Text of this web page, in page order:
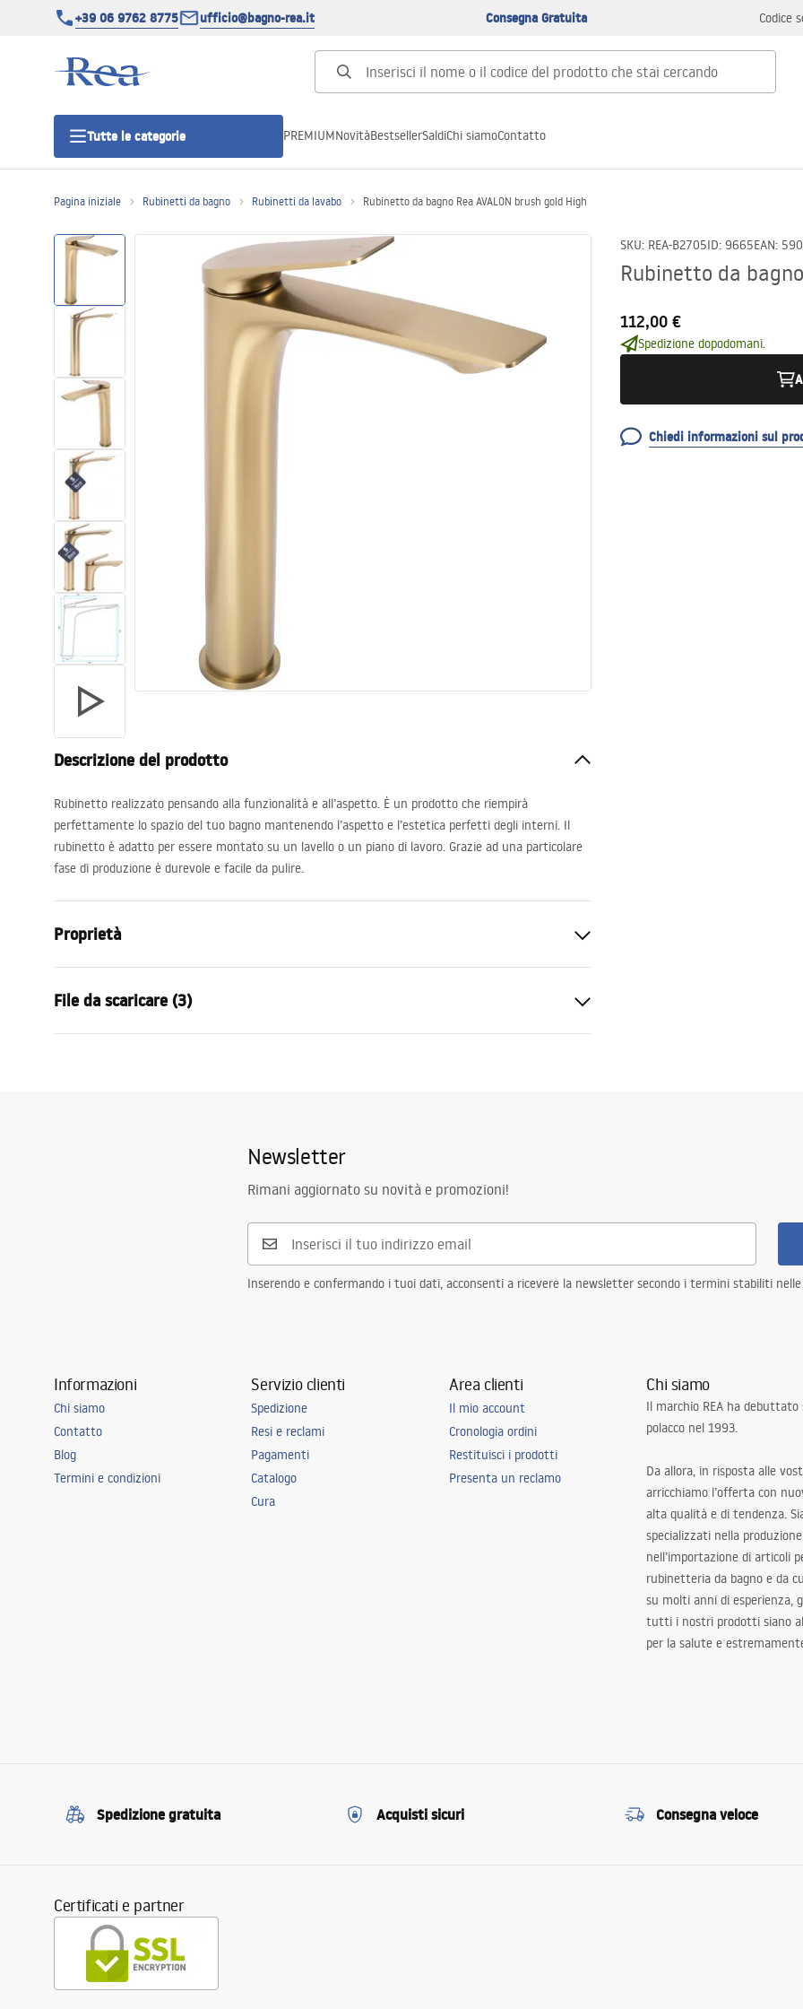
+39 06 9762 8775 ufficio@bagno-rea.it Consegna Gratuita Codice
Tutte le categorie
Piatti doccia da bagno
Canaline di scarico
Vasche da bagno e schermi vasca
Set doccia
PREMIUMNovitàBestsellerSaldiChi siamoContatto
Pagina iniziale Rubinetti da bagno Rubinetti da lavabo Rubinetto da bagno Rea AVALON brush gold High
SKU: REA-B2705ID: 9665EAN:
Rubinetto da
112,00 €
Spedizione dopodomani.
Chiedi informazioni sul
Descrizione del prodotto
Rubinetto realizzato pensando alla funzionalità e all’aspetto. È un prodotto che riempirà
perfettamente lo spazio del tuo bagno mantenendo l’aspetto e l’estetica perfetti degli interni. Il
rubinetto è adatto per essere montato su un lavello o un piano di lavoro. Grazie ad una particolare
fase di produzione è durevole e facile da pulire.
Proprietà
Metodo di installazione
Colore
Oro spazzolato
300
PVD
5 anni
File da scaricare (3)
Informazioni sulla sicurezza
Safety_Information_Faucets.pdf
Newsletter
Rimani aggiornato su novità e promozioni!
Inserendo e confermando i tuoi dati, acconsenti a ricevere la newsletter secondo i termini stabiliti nelle
Informazioni
Chi siamo
Contatto
Blog
Termini e condizioni
Servizio clienti
Spedizione
Resi e reclami
Pagamenti
Catalogo
Cura
Area clienti
Il mio account
Cronologia ordini
Restituisci i prodotti
Presenta un reclamo
Chi siamo
Il marchio REA ha
polacco nel 1993.
Da allora, in risposta alle
arricchiamo l’offerta con
alta qualità e di tendenza.
specializzati nella
nell’importazione di articoli
rubinetteria da bagno e da
su molti anni di esperienza,
tutti i nostri prodotti siano
per la salute e
Spedizione gratuita Acquisti sicuri Consegna veloce
Certificati e partner